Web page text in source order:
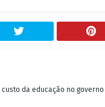
da educação no